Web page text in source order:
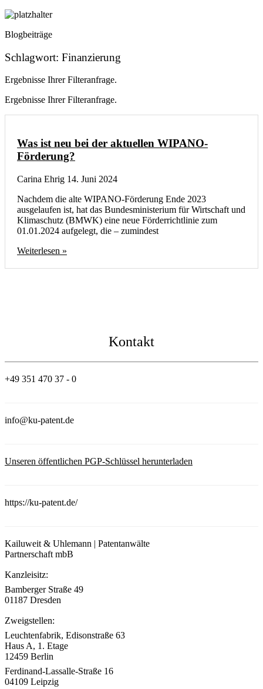
Blogbeiträge
Schlagwort: Finanzierung
Ergebnisse Ihrer Filteranfrage.
Ergebnisse Ihrer Filteranfrage.
Was ist neu bei der aktuellen WIPANO-
Förderung?
Carina Ehrig 14. Juni 2024
Nachdem die alte WIPANO-Förderung Ende 2023
ausgelaufen ist, hat das Bundesministerium für Wirtschaft und
Klimaschutz (BMWK) eine neue Förderrichtlinie zum
01.01.2024 aufgelegt, die – zumindest
Weiterlesen »
Kontakt
+49 351 470 37 - 0
info@ku-patent.de
Unseren öffentlichen PGP-Schlüssel herunterladen
https://ku-patent.de/
Kailuweit & Uhlemann | Patentanwälte
Partnerschaft mbB
Kanzleisitz:
Bamberger Straße 49
01187 Dresden
Zweigstellen:
Leuchtenfabrik, Edisonstraße 63
Haus A, 1. Etage
12459 Berlin
Ferdinand-Lassalle-Straße 16
04109 Leipzig